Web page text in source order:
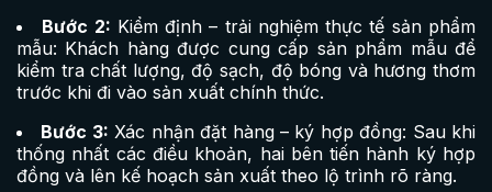
Bước 2: Kiểm định – trải nghiệm thực tế sản phẩm
mẫu: Khách hàng được cung cấp sản phẩm mẫu để
kiểm tra chất lượng, độ sạch, độ bóng và hương thơm
trước khi đi vào sản xuất chính thức.
Bước 3: Xác nhận đặt hàng – ký hợp đồng: Sau khi
thống nhất các điều khoản, hai bên tiến hành ký hợp
đồng và lên kế hoạch sản xuất theo lộ trình rõ ràng.